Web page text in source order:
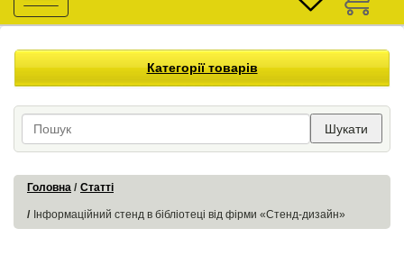
navigation
Категорії товарів
Шукати
Головна Статті
Інформаційний стенд в бібліотеці від фірми «Стенд-дизайн»